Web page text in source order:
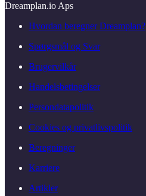
Dreamplan.​io Aps
Hvordan beregner Dreamplan?
Spørgsmål og Svar
Brugervilkår
Handelsbetingelser
Persondatapolitik
Cookies og privatlivspolitik
Beregninger
Karriere
Artikler